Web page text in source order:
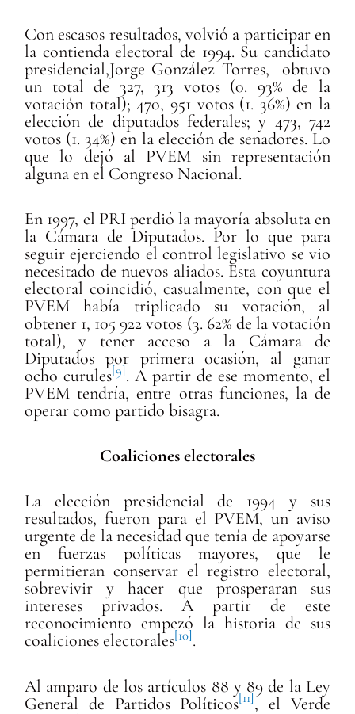
Con escasos resultados, volvió a participar en
la contienda electoral de 1994. Su candidato
presidencial,Jorge González Torres, obtuvo
un total de 327, 313 votos (0. 93% de la
votación total); 470, 951 votos (1. 36%) en la
elección de diputados federales; y 473, 742
votos (1. 34%) en la elección de senadores. Lo
que lo dejó al PVEM sin representación
alguna en el Congreso Nacional.
En 1997, el PRI perdió la mayoría absoluta en
la Cámara de Diputados. Por lo que para
seguir ejerciendo el control legislativo se vio
necesitado de nuevos aliados. Esta coyuntura
electoral coincidió, casualmente, con que el
PVEM había triplicado su votación, al
obtener 1, 105 922 votos (3. 62% de la votación
total), y tener acceso a la Cámara de
Diputados por primera ocasión, al ganar
ocho curules[9]. A partir de ese momento, el
PVEM tendría, entre otras funciones, la de
operar como partido bisagra.
Coaliciones electorales
La elección presidencial de 1994 y sus
resultados, fueron para el PVEM, un aviso
urgente de la necesidad que tenía de apoyarse
en fuerzas políticas mayores, que le
permitieran conservar el registro electoral,
sobrevivir y hacer que prosperaran sus
intereses privados. A partir de este
reconocimiento empezó la historia de sus
coaliciones electorales[10] .
Al amparo de los artículos 88 y 89 de la Ley
General de Partidos Políticos[11] , el Verde